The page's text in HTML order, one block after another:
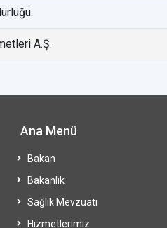
A.Ş.
Ana Menü
Bakan
Bakanlık
Sağlık Mevzuatı
Hizmetlerimiz